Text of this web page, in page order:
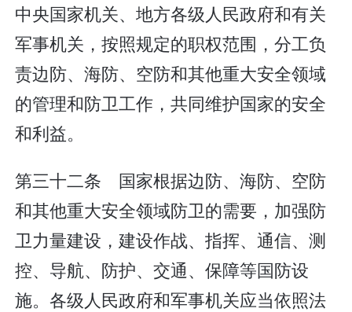
中央国家机关、地方各级人民政府和有关
军事机关，按照规定的职权范围，分工负
责边防、海防、空防和其他重大安全领域
的管理和防卫工作，共同维护国家的安全
和利益。
第三十二条 国家根据边防、海防、空防
和其他重大安全领域防卫的需要，加强防
卫力量建设，建设作战、指挥、通信、测
控、导航、防护、交通、保障等国防设
施。各级人民政府和军事机关应当依照法